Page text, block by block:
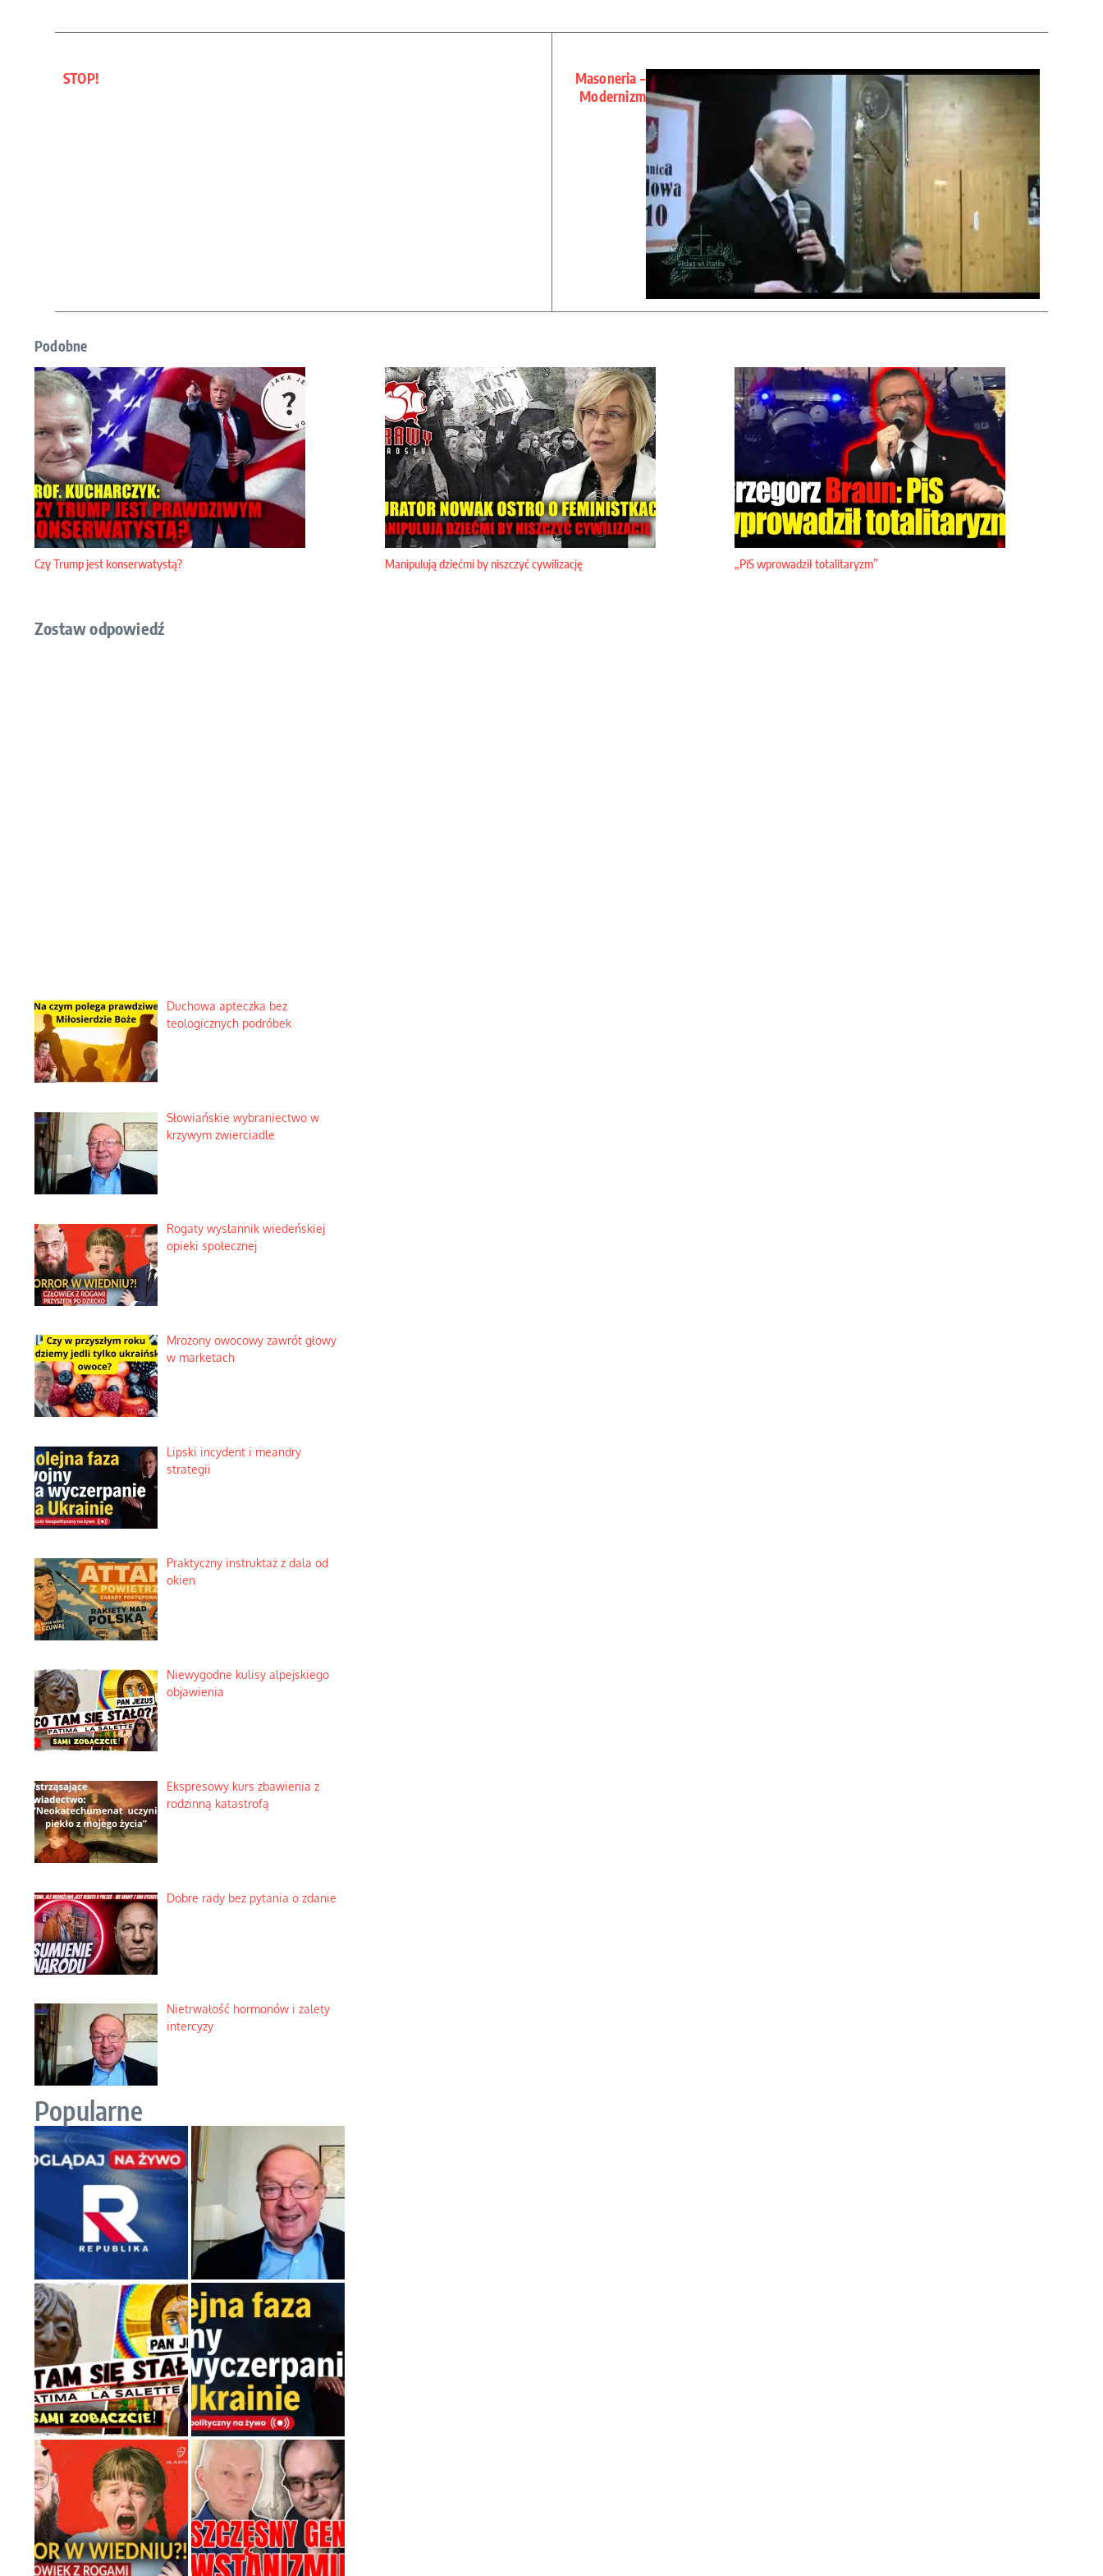
STOP!
Masoneria –
Modernizm
Podobne
Czy Trump jest konserwatystą? Manipulują dziećmi by niszczyć cywilizację „PiS wprowadził totalitaryzm”
Zostaw odpowiedź
Duchowa apteczka bez
teologicznych podróbek
Słowiańskie wybraniectwo w
krzywym zwierciadle
Rogaty wysłannik wiedeńskiej
opieki społecznej
Mrożony owocowy zawrót głowy
w marketach
Lipski incydent i meandry
strategii
Praktyczny instruktaż z dala od
okien
Niewygodne kulisy alpejskiego
objawienia
Ekspresowy kurs zbawienia z
rodzinną katastrofą
Dobre rady bez pytania o zdanie
Nietrwałość hormonów i zalety
intercyzy
Popularne